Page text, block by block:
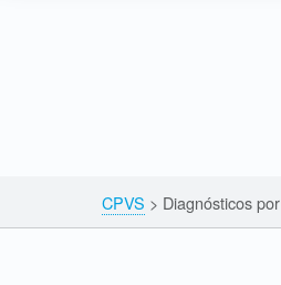
Breadcrumbs navigation
CPVS > Diagnósticos